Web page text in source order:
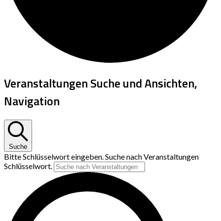
Veranstaltungen Suche und Ansichten,
Navigation
Suche
Bitte Schlüsselwort eingeben. Suche nach Veranstaltungen
Schlüsselwort.